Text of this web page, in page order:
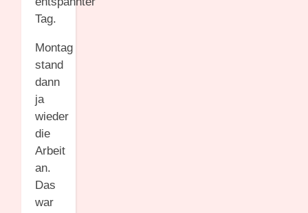
Tag.
Montag
stand
dann
ja
wieder
die
Arbeit
an.
Das
war